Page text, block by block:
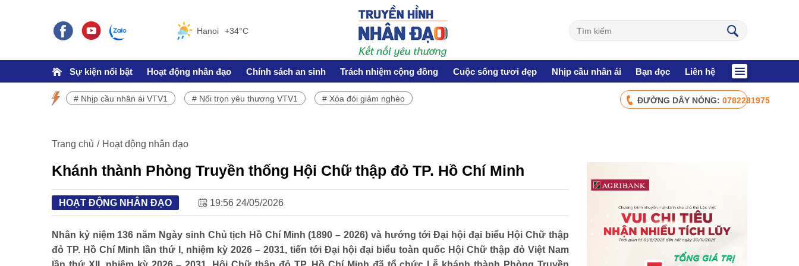
Hanoi +34°C
Sự kiện nổi bật Hoạt động nhân đạo Chính sách an sinh Trách nhiệm cộng đồng Cuộc sống tươi đẹp Nhịp cầu nhân ái Bạn đọc Liên hệ
SỰ KIỆN NỔI BẬT HOẠT ĐỘNG NHÂN ĐẠO CHÍNH SÁCH AN SINH
Bảo hiểm xã hội - Bảo hiểm y tế
Y tế và sức khỏe
TRÁCH NHIỆM CỘNG ĐỒNG
Doanh nghiệp - Doanh nhân
CUỘC SỐNG TƯƠI ĐẸP
Nối trọn yêu thương VTV1
NHỊP CẦU NHÂN ÁI
Nhịp cầu Nhân ái VTV1
# Nhịp cầu nhân ái VTV1 # Nối trọn yêu thương VTV1 # Xóa đói giảm nghèo ĐƯỜNG DÂY NÓNG: 0782281975
Trang chủ Hoạt động nhân đạo
Khánh thành Phòng Truyền thống Hội Chữ thập đỏ TP. Hồ Chí Minh
HOẠT ĐỘNG NHÂN ĐẠO 19:56 24/05/2026
Nhân kỷ niệm 136 năm Ngày sinh Chủ tịch Hồ Chí Minh (1890 – 2026) và hướng tới Đại hội đại biểu Hội Chữ thập
đỏ TP. Hồ Chí Minh lần thứ I, nhiệm kỳ 2026 – 2031, tiến tới Đại hội đại biểu toàn quốc Hội Chữ thập đỏ Việt Nam